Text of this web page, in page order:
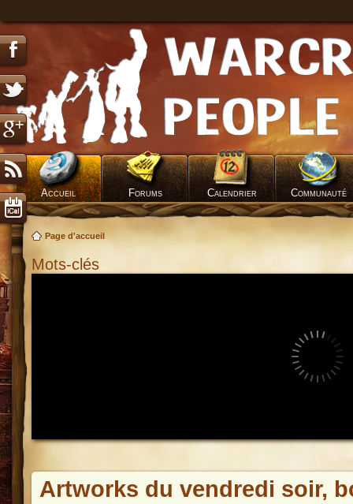
Accueil Forums Calendrier Communauté
Page d'accueil
Mots-clés
Artworks du vendredi soir,